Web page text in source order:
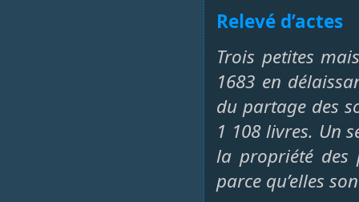
Relevé d’actes
Trois petites
1683 en
du partage des
1 108 livres. Un
la propriété des
parce qu’elles